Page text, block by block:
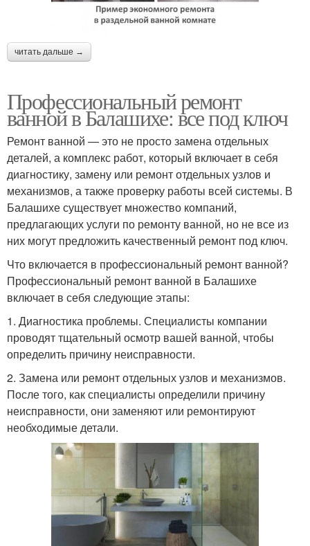
читать дальше →
Профессиональный ремонт
ванной в Балашихе: все под ключ
Ремонт ванной — это не просто замена отдельных
деталей, а комплекс работ, который включает в себя
диагностику, замену или ремонт отдельных узлов и
механизмов, а также проверку работы всей системы. В
Балашихе существует множество компаний,
предлагающих услуги по ремонту ванной, но не все из
них могут предложить качественный ремонт под ключ.
Что включается в профессиональный ремонт ванной?
Профессиональный ремонт ванной в Балашихе
включает в себя следующие этапы:
1. Диагностика проблемы. Специалисты компании
проводят тщательный осмотр вашей ванной, чтобы
определить причину неисправности.
2. Замена или ремонт отдельных узлов и механизмов.
После того, как специалисты определили причину
неисправности, они заменяют или ремонтируют
необходимые детали.